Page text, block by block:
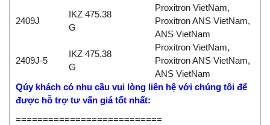
2409J
IKZ 475.38
G
Proxitron VietNam,
Proxitron ANS VietNam,
ANS VietNam
2409J-5
IKZ 475.38
G
Proxitron VietNam,
Proxitron ANS VietNam,
ANS VietNam
Qúy khách có nhu cầu vui lòng liên hệ với chúng tôi để
được hỗ trợ tư vấn giá tốt nhất:
===========================